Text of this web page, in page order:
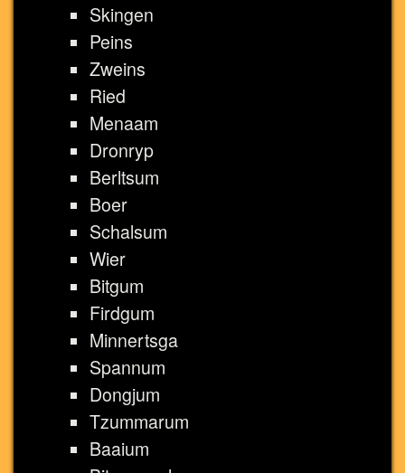
Skingen
Peins
Zweins
Ried
Menaam
Dronryp
Berltsum
Boer
Schalsum
Wier
Bitgum
Firdgum
Minnertsga
Spannum
Dongjum
Tzummarum
Baaium